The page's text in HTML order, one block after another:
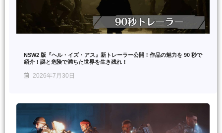
NSW2 版『ヘル・イズ・アス』新トレーラー公開！作品の魅力を 90 秒で
紹介！謎と危険で満ちた世界を生き残れ！
2026年7月30日